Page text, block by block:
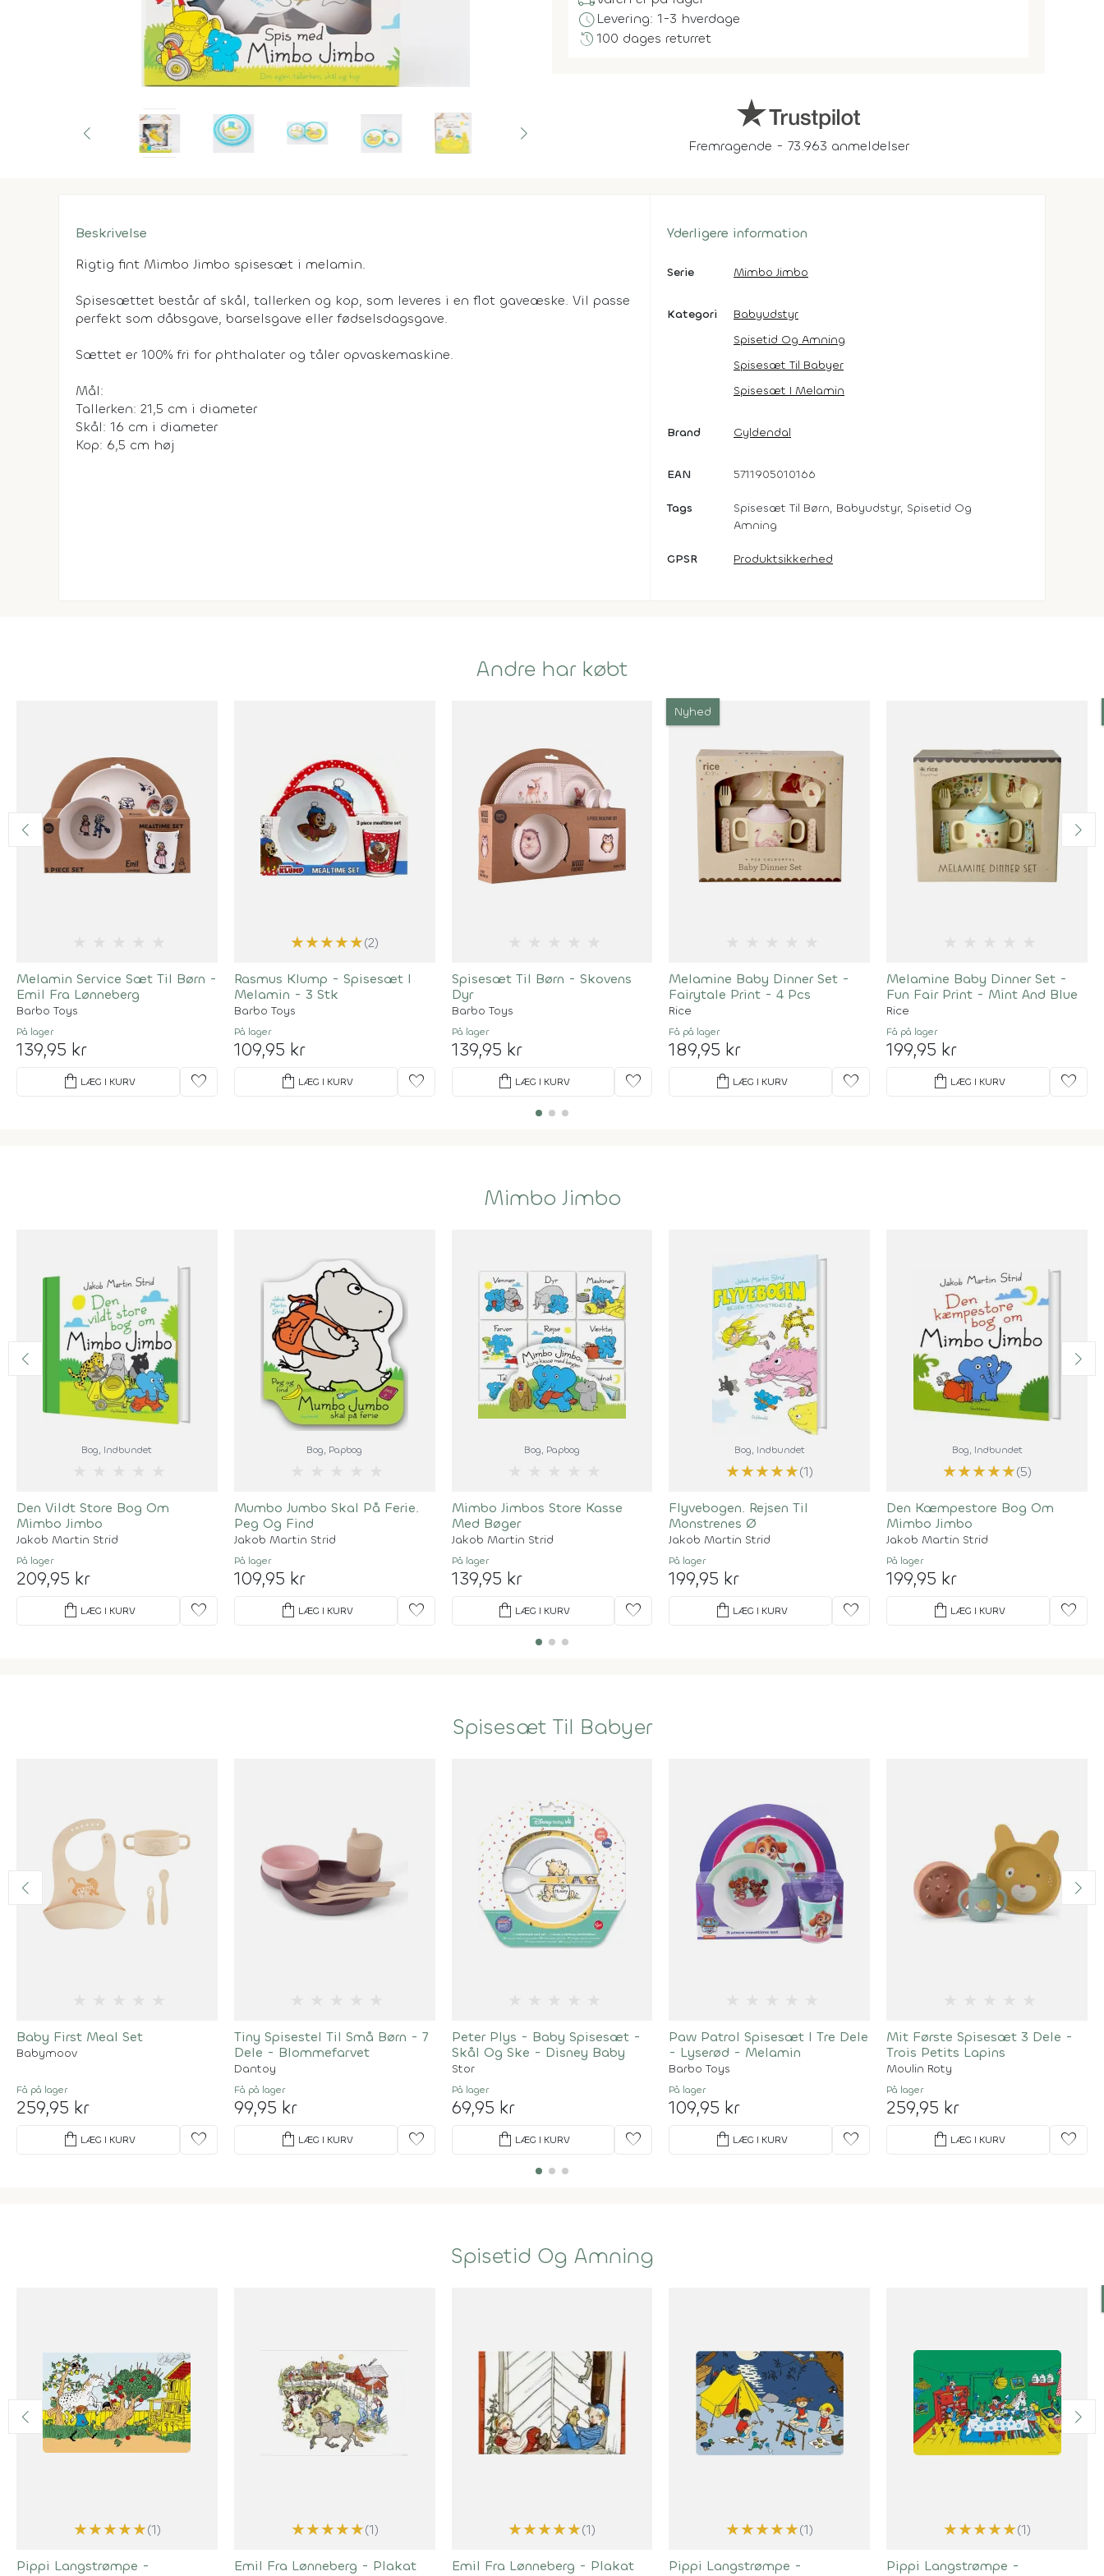
scheduleLevering: 1-3 hverdage
history100 dages returret
Fremragende - 73.963 anmeldelser
Beskrivelse
Rigtig fint Mimbo Jimbo spisesæt i melamin.
Spisesættet består af skål, tallerken og kop, som leveres i en flot gaveæske. Vil passe
perfekt som dåbsgave, barselsgave eller fødselsdagsgave.
Sættet er 100% fri for phthalater og tåler opvaskemaskine.
Mål:
Tallerken: 21,5 cm i diameter
Skål: 16 cm i diameter
Kop: 6,5 cm høj
Yderligere information
Serie Mimbo Jimbo
Kategori
Babyudstyr
Spisetid Og Amning
Spisesæt Til Babyer
Spisesæt I Melamin
Brand Gyldendal
EAN 5711905010166
Tags
Spisesæt Til Børn, Babyudstyr, Spisetid Og
Amning
GPSR Produktsikkerhed
Andre har købt
Melamin Service Sæt Til Børn -
Emil Fra Lønneberg
Barbo Toys
På lager
139,95 kr
shopping_bag LÆG I KURV favorite
★★★★★(2)
Rasmus Klump - Spisesæt I
Melamin - 3 Stk
Barbo Toys
På lager
109,95 kr
shopping_bag LÆG I KURV favorite
Spisesæt Til Børn - Skovens
Dyr
Barbo Toys
På lager
139,95 kr
shopping_bag LÆG I KURV favorite
Nyhed
Melamine Baby Dinner Set -
Fairytale Print - 4 Pcs
Rice
Få på lager
189,95 kr
shopping_bag LÆG I KURV favorite
Melamine Baby Dinner Set -
Fun Fair Print - Mint And Blue
Rice
Få på lager
199,95 kr
shopping_bag LÆG I KURV favorite
Mimbo Jimbo
Bog, Indbundet
Den Vildt Store Bog Om
Mimbo Jimbo
Jakob Martin Strid
På lager
209,95 kr
shopping_bag LÆG I KURV favorite
Bog, Papbog
Mumbo Jumbo Skal På Ferie.
Peg Og Find
Jakob Martin Strid
På lager
109,95 kr
shopping_bag LÆG I KURV favorite
Bog, Papbog
Mimbo Jimbos Store Kasse
Med Bøger
Jakob Martin Strid
På lager
139,95 kr
shopping_bag LÆG I KURV favorite
Bog, Indbundet
★★★★★(1)
Flyvebogen. Rejsen Til
Monstrenes Ø
Jakob Martin Strid
På lager
199,95 kr
shopping_bag LÆG I KURV favorite
Bog, Indbundet
★★★★★(5)
Den Kæmpestore Bog Om
Mimbo Jimbo
Jakob Martin Strid
På lager
199,95 kr
shopping_bag LÆG I KURV favorite
Spisesæt Til Babyer
Baby First Meal Set
Babymoov
Få på lager
259,95 kr
shopping_bag LÆG I KURV favorite
Tiny Spisestel Til Små Børn - 7
Dele - Blommefarvet
Dantoy
Få på lager
99,95 kr
shopping_bag LÆG I KURV favorite
Peter Plys - Baby Spisesæt -
Skål Og Ske - Disney Baby
Stor
På lager
69,95 kr
shopping_bag LÆG I KURV favorite
Paw Patrol Spisesæt I Tre Dele
- Lyserød - Melamin
Barbo Toys
På lager
109,95 kr
shopping_bag LÆG I KURV favorite
Mit Første Spisesæt 3 Dele -
Trois Petits Lapins
Moulin Roty
På lager
259,95 kr
shopping_bag LÆG I KURV favorite
Spisetid Og Amning
★★★★★(1)
Pippi Langstrømpe -
★★★★★(1)
Emil Fra Lønneberg - Plakat
★★★★★(1)
Emil Fra Lønneberg - Plakat
★★★★★(1)
Pippi Langstrømpe -
★★★★★(1)
Pippi Langstrømpe -